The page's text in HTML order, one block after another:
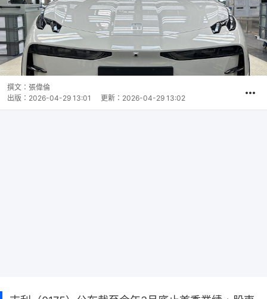
撰文： 張偉倫
出版： 2026-04-29 13:01 更新： 2026-04-29 13:02